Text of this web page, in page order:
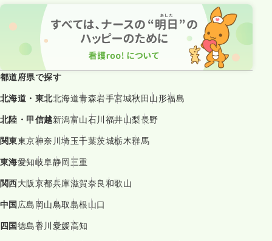
都道府県で探す
北海道・東北北海道青森岩手宮城秋田山形福島
北陸・甲信越新潟富山石川福井山梨長野
関東東京神奈川埼玉千葉茨城栃木群馬
東海愛知岐阜静岡三重
関西大阪京都兵庫滋賀奈良和歌山
中国広島岡山鳥取島根山口
四国徳島香川愛媛高知